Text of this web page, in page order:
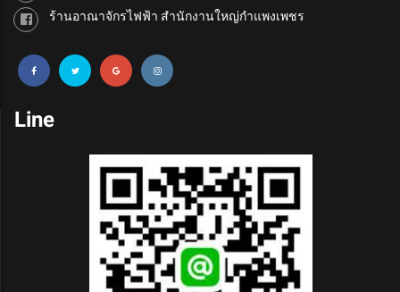
ร้านอาณาจักรไฟฟ้า สำนักงานใหญ่กำแพงเพชร
Line